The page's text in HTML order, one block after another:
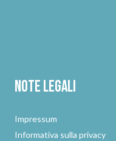
Note legali
Impressum
Informativa sulla privacy